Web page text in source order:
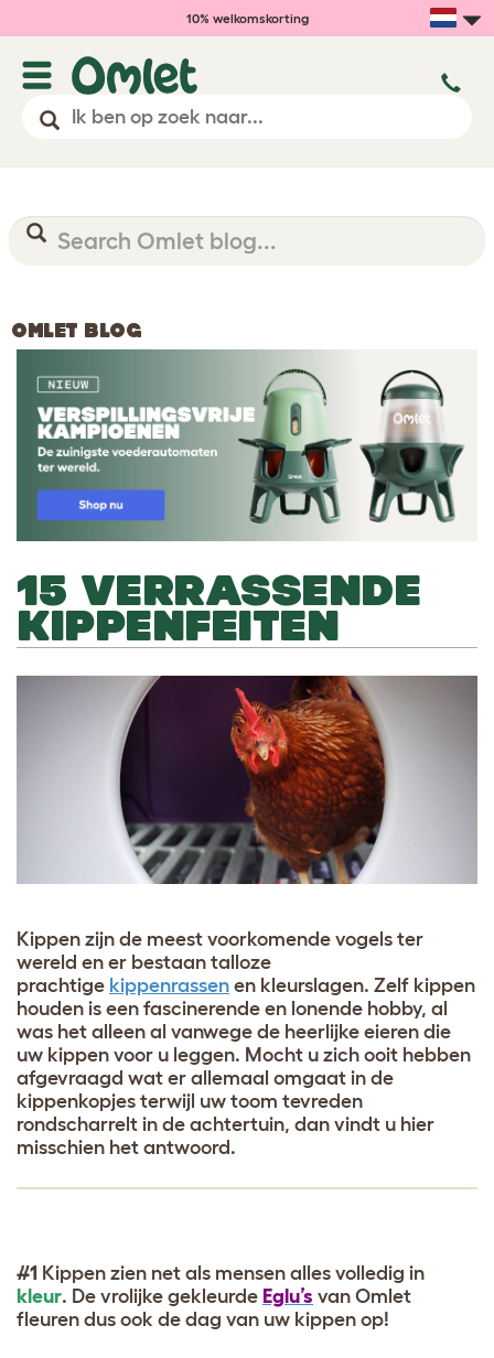
10% welkomskorting
OMLET BLOG
15 VERRASSENDE
KIPPENFEITEN
Kippen zijn de meest voorkomende vogels ter
wereld en er bestaan talloze
prachtige kippenrassen en kleurslagen. Zelf kippen
houden is een fascinerende en lonende hobby, al
was het alleen al vanwege de heerlijke eieren die
uw kippen voor u leggen. Mocht u zich ooit hebben
afgevraagd wat er allemaal omgaat in de
kippenkopjes terwijl uw toom tevreden
rondscharrelt in de achtertuin, dan vindt u hier
misschien het antwoord.
#1 Kippen zien net als mensen alles volledig in
kleur. De vrolijke gekleurde Eglu’s van Omlet
fleuren dus ook de dag van uw kippen op!